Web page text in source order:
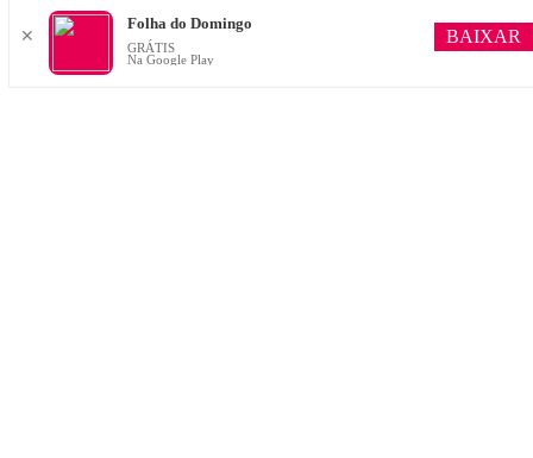
✕
Folha do Domingo
GRÁTIS
Na Google Play
BAIXAR